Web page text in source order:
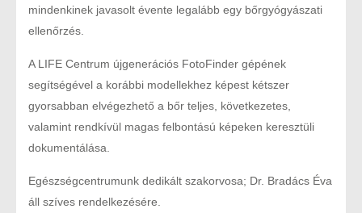
mindenkinek javasolt évente legalább egy bőrgyógyászati
ellenőrzés.
A LIFE Centrum újgenerációs FotoFinder gépének
segítségével a korábbi modellekhez képest kétszer
gyorsabban elvégezhető a bőr teljes, következetes,
valamint rendkívül magas felbontású képeken keresztüli
dokumentálása.
Egészségcentrumunk dedikált szakorvosa; Dr. Bradács Éva
áll szíves rendelkezésére.